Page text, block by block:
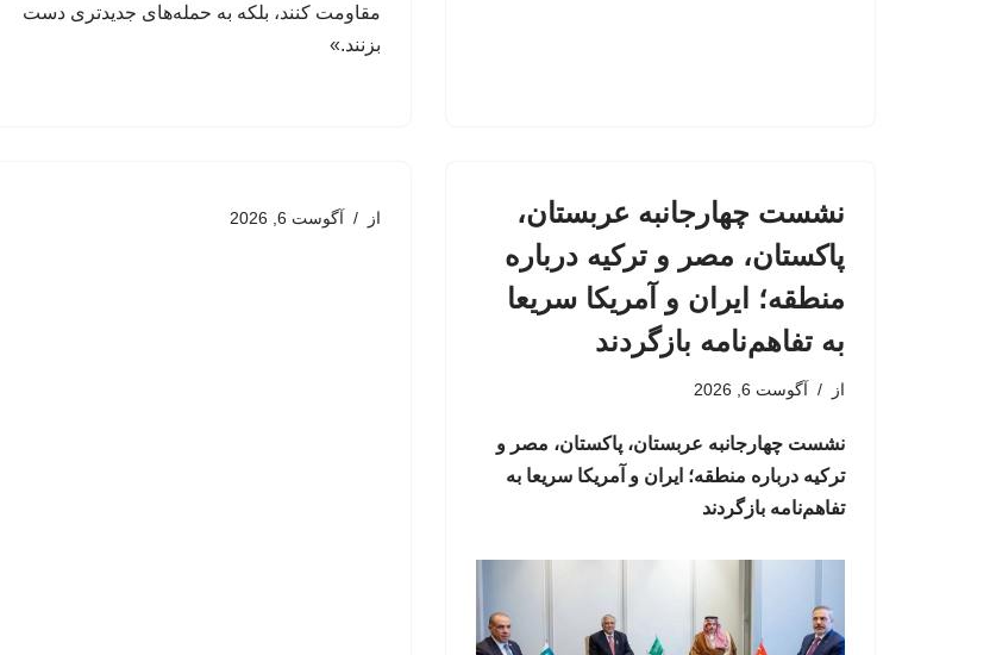
مقاومت کنند، بلکه به حمله‌های جدیدتری دست
بزنند.»
نشست چهارجانبه عربستان،
پاکستان، مصر و ترکیه درباره
منطقه؛ ایران و آمریکا سریعا
به تفاهم‌نامه بازگردند
از آگوست 6, 2026
نشست چهارجانبه عربستان، پاکستان، مصر و
ترکیه درباره منطقه؛ ایران و آمریکا سریعا به
تفاهم‌نامه بازگردند
از آگوست 6, 2026